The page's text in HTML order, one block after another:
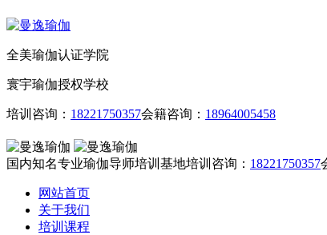
全美瑜伽认证学院
寰宇瑜伽授权学校
培训咨询： 18221750357会籍咨询： 18964005458
国内知名专业瑜伽导师培训基地培训咨询： 18221750357
网站首页
关于我们
培训课程